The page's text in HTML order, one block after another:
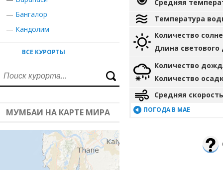
— Бангалор
— Кандолим
ВСЕ КУРОРТЫ
МУМБАИ НА КАРТЕ МИРА
Средняя
Температура
Количество
Длина светового
Количество
Количество
Средняя
ПОГОДА В МАЕ